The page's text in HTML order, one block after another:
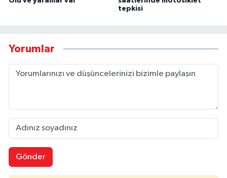
tepkisi
Yorumlar
Gönder